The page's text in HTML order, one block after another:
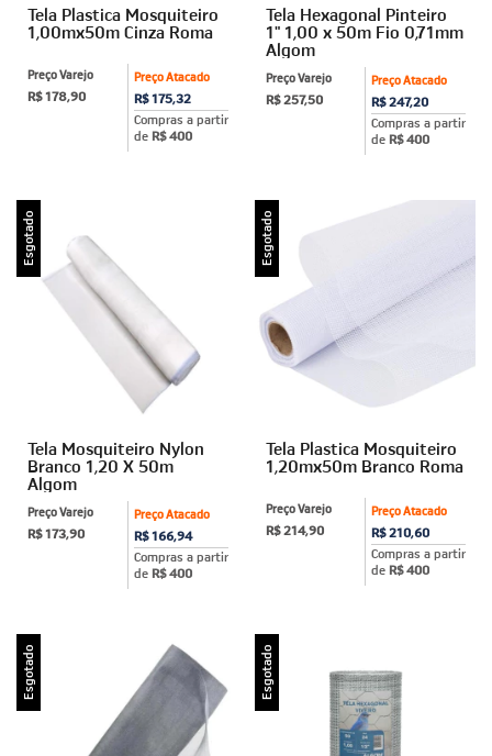
Tela Plastica Mosquiteiro
1,00mx50m Cinza Roma
Preço Atacado
R$ 175,32
Compras a partir
de R$ 400
Preço Varejo
R$ 178,90
Tela Hexagonal Pinteiro
1" 1,00 x 50m Fio 0,71mm
Algom
Preço Atacado
R$ 247,20
Compras a partir
de R$ 400
Preço Varejo
R$ 257,50
Esgotado
Tela Mosquiteiro Nylon
Branco 1,20 X 50m
Algom
Preço Atacado
R$ 166,94
Compras a partir
de R$ 400
Preço Varejo
R$ 173,90
Esgotado
Tela Plastica Mosquiteiro
1,20mx50m Branco Roma
Preço Atacado
R$ 210,60
Compras a partir
de R$ 400
Preço Varejo
R$ 214,90
Esgotado Esgotado